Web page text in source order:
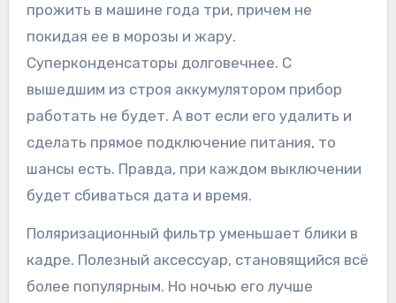
прожить в машине года три, причем не
покидая ее в морозы и жару.
Суперконденсаторы долговечнее. С
вышедшим из строя аккумулятором прибор
работать не будет. А вот если его удалить и
сделать прямое подключение питания, то
шансы есть. Правда, при каждом выключении
будет сбиваться дата и время.
Поляризационный фильтр уменьшает блики в
кадре. Полезный аксессуар, становящийся всё
более популярным. Но ночью его лучше